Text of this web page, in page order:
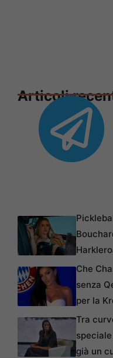
Articoli
Che
senza
per la
Tra
già un